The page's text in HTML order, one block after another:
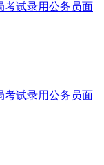
考试录用公务员面
考试录用公务员面